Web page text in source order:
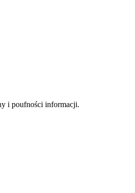
i poufności informacji.